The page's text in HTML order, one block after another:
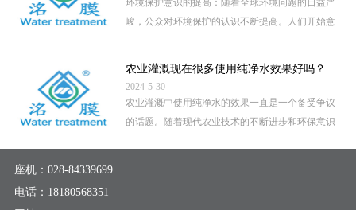
环境保护意识的提高：随着全球环境问题的日益严
峻，公众对环境保护的认识不断提高。人们开始意
农业灌溉现在很多使用纯净水效果好吗？
2024-5-30
农业灌溉中使用纯净水的效果一直是一个备受争议
的话题。随着现代农业技术的不断进步和环保意识
座机： 028-84339699
电话： 18180568351